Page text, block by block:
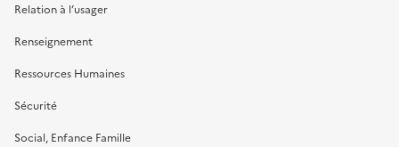
Relation à l’usager
Renseignement
Ressources Humaines
Sécurité
Social, Enfance Famille